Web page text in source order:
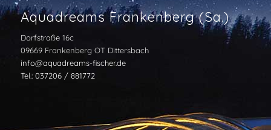
Aquadreams Frankenberg (Sa.)
Dorfstraße 16c
09669 Frankenberg OT Dittersbach
info@aquadreams-fischer.de
Tel.: 037206 / 881772